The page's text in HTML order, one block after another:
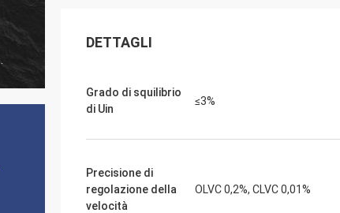
con una velocità sorprendente. Da quando
Siamo impressionati dalla logistica e dalle
solide prestazioni di questi componenti.
DETTAGLI
Grado di squilibrio
di Uin
≤3%
Precisione di
regolazione della
velocità
OLVC 0,2%, CLVC 0,01%